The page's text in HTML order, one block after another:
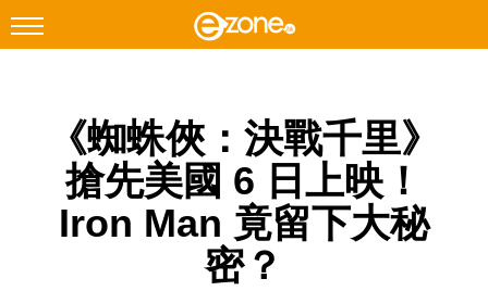
Facebook Instagram
科技焦點
網絡生活
《蜘蛛俠：決戰千里》
搶先美國 6 日上映！
Iron Man 竟留下大秘
密？